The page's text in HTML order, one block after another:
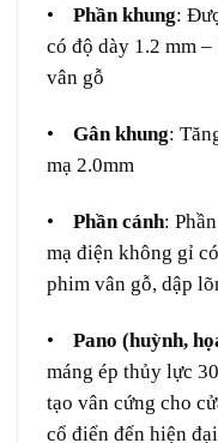
• Phần khung:
có độ dày 1.2 mm
vân gỗ
• Gân khung:
mạ 2.0mm
• Phần cánh:
mạ điện không gỉ
phim vân gỗ, dập
• Pano (huỳnh,
máng ép thủy lực
tạo vân cứng cho
cổ điển đến hiện